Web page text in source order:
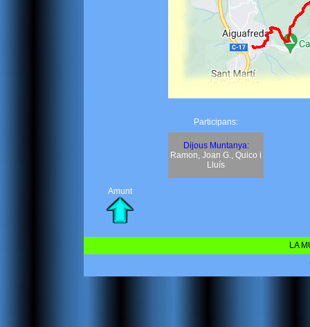
Participans:
Dijous Muntanya:
Ramon, Joan G., Quico i
Lluís
Amunt
LA